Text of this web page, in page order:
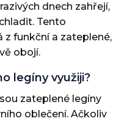
dnech zahřejí,
Tento
z funkční a zateplené,
obojí.
legíny využiji?
zateplené legíny
oblečení. Ačkoliv